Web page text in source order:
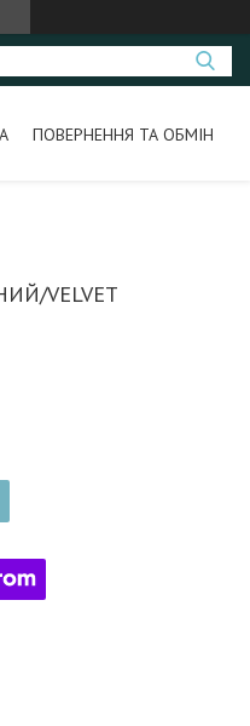
ПОВЕРНЕННЯ ТА ОБМІН
VELVET